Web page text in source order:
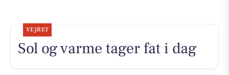
VEJRET
Sol og varme tager fat i dag